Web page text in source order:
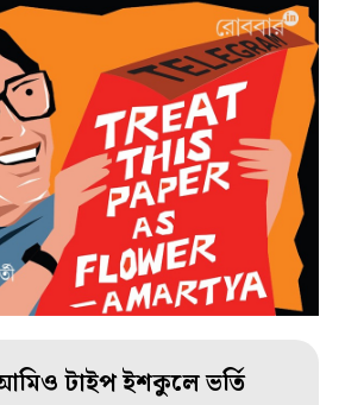
টাইপ ইশকুলে ভর্তি